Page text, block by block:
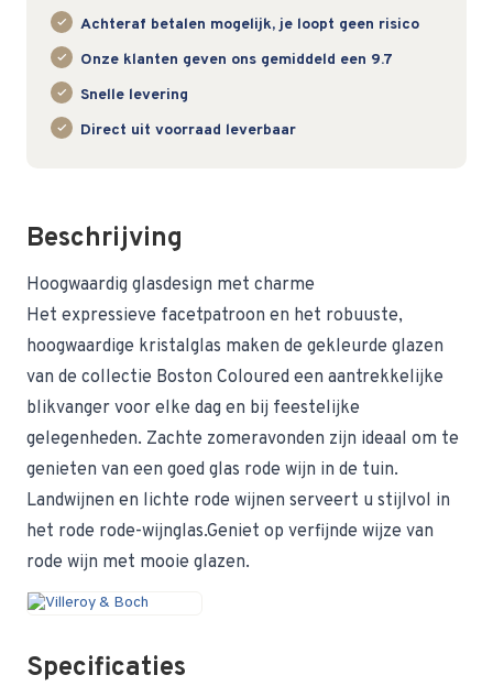
Achteraf betalen mogelijk, je loopt geen risico
Onze klanten geven ons gemiddeld een 9.7
Snelle levering
Direct uit voorraad leverbaar
Beschrijving
Hoogwaardig glasdesign met charme
Het expressieve facetpatroon en het robuuste,
hoogwaardige kristalglas maken de gekleurde glazen
van de collectie Boston Coloured een aantrekkelijke
blikvanger voor elke dag en bij feestelijke
gelegenheden. Zachte zomeravonden zijn ideaal om te
genieten van een goed glas rode wijn in de tuin.
Landwijnen en lichte rode wijnen serveert u stijlvol in
het rode rode-wijnglas.Geniet op verfijnde wijze van
rode wijn met mooie glazen.
Specificaties